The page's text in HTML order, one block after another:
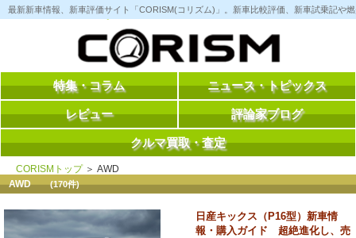
コ
ン
へ
最新新車情報、新車評価サイト「CORISM(コリズム)」。新車比較評価、新車試乗記や
特集・コラム ニュース・トピックス
レビュー 評論家ブログ
クルマ買取・査定
CORISMトップ＞ AWD
AWD(170件)
日産キックス（P16型）新車情
報・購入ガイド 超絶進化し、売